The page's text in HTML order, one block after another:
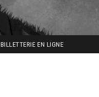
BILLETTERIE EN LIGNE